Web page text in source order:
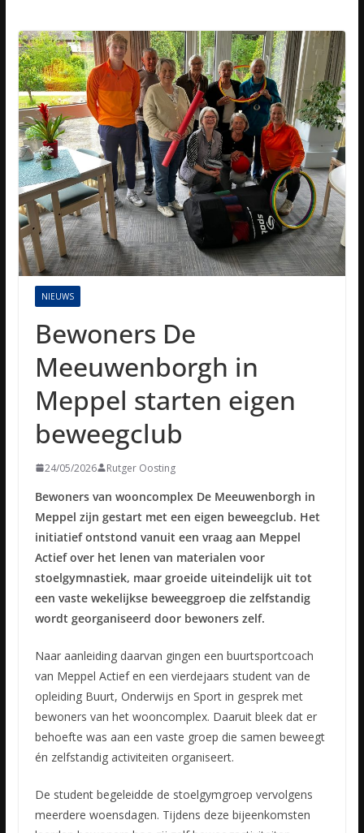
NIEUWS
Bewoners De
Meeuwenborgh in
Meppel starten eigen
beweegclub
24/05/2026 Rutger Oosting
Bewoners van wooncomplex De Meeuwenborgh in
Meppel zijn gestart met een eigen beweegclub. Het
initiatief ontstond vanuit een vraag aan Meppel
Actief over het lenen van materialen voor
stoelgymnastiek, maar groeide uiteindelijk uit tot
een vaste wekelijkse beweeggroep die zelfstandig
wordt georganiseerd door bewoners zelf.
Naar aanleiding daarvan gingen een buurtsportcoach
van Meppel Actief en een vierdejaars student van de
opleiding Buurt, Onderwijs en Sport in gesprek met
bewoners van het wooncomplex. Daaruit bleek dat er
behoefte was aan een vaste groep die samen beweegt
én zelfstandig activiteiten organiseert.
De student begeleidde de stoelgymgroep vervolgens
meerdere woensdagen. Tijdens deze bijeenkomsten